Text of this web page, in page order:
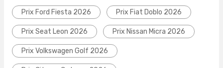
Prix Ford Fiesta 2026 Prix Fiat Doblo 2026
Prix Seat Leon 2026 Prix Nissan Micra 2026
Prix Volkswagen Golf 2026